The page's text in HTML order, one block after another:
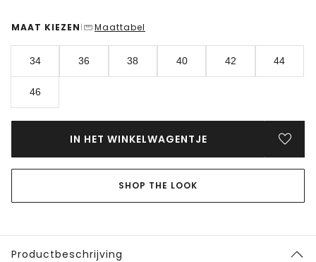
MAAT KIEZEN | Maattabel
34 36 38 40 42 44
46
IN HET WINKELWAGENTJE
SHOP THE LOOK
Productbeschrijving